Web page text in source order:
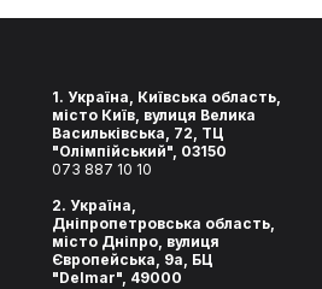
1. Україна, Київська область,
місто Київ, вулиця Велика
Васильківська, 72, ТЦ
"Олімпійський", 03150
073 887 10 10
2. Україна,
Дніпропетровська область,
місто Дніпро, вулиця
Європейська, 9а, БЦ
"Delmar", 49000